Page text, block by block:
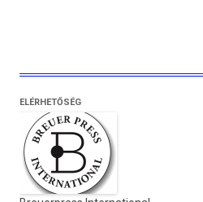
ELÉRHETŐSÉG